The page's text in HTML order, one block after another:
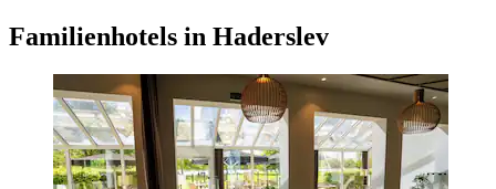
Familienhotels in Haderslev